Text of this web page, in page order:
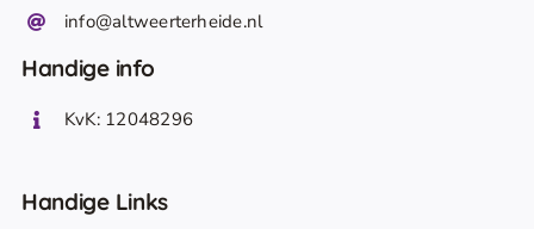
info@altweerterheide.nl
Handige info
KvK: 12048296
Handige Links